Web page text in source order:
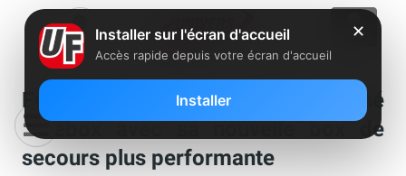
Free met à jour l’Espace Abonné
Freebox avec sa nouvelle box de
secours plus performante
✕
Installer sur l'écran d'accueil
Accès rapide depuis votre écran d'accueil
Installer